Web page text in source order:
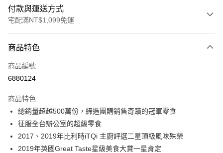
付款與運送方式
宅配滿NT$1,099免運
信用卡一次付款
超商取貨付款
Apple Pay
街口支付
悠遊付
商品特色
商品編號
6880124
商品特色
總銷量超越500萬份，締造團購銷售奇蹟的冠軍零食
征服全台辦公室的超級零食
2017、2019年比利時iTQi 主廚評選二星頂級風味殊榮
2019年英國Great Taste星級美食大賞一星肯定